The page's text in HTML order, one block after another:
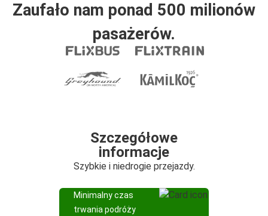
Zaufało nam ponad 500 milionów
pasażerów.
Szczegółowe
informacje
Szybkie i niedrogie przejazdy.
Minimalny czas
trwania podróży